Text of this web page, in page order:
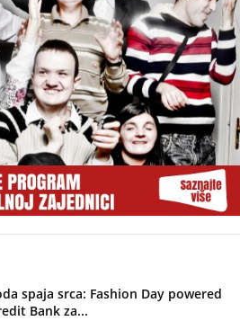
spaja srca: Fashion Day powered
Bank za...